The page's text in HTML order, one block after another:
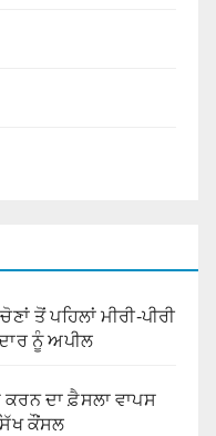
ਤੋਂ ਪਹਿਲਾਂ ਮੀਰੀ-ਪੀਰੀ
ਨੂੰ ਅਪੀਲ
ਦਾ ਫ਼ੈਸਲਾ ਵਾਪਸ
ਕੌਂਸਲ